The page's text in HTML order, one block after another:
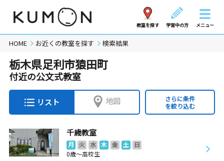
教室を探す 学習中の方 メニュー
HOME お近くの教室を探す 検索結果
栃木県足利市猿田町
付近の公文式教室
リスト 地図
さらに条件
を絞り込む
千歳教室
月 火 水 木 金 土
日
0歳～高校生